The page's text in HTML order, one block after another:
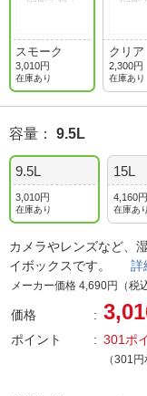
スモーク
3,010円
在庫あり
クリア
2,300円
在庫あり
容量 ： 9.5L
9.5L
3,010円
在庫あり
15L
4,160円
在庫あり
カメラやレンズなど、
イボックスです。 詳
メーカー価格 4,690円（税
価格
ポイント 301ポ
（301円